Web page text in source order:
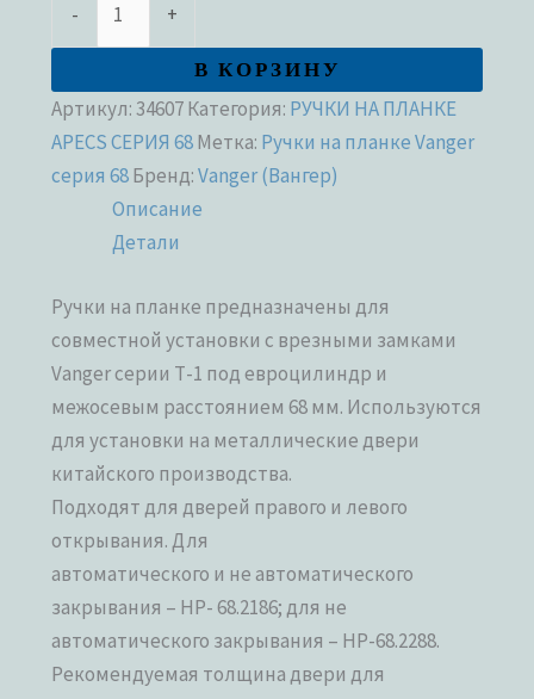
- +
В КОРЗИНУ
Артикул:34607Категория: РУЧКИ НА ПЛАНКЕ
APECS СЕРИЯ 68Метка: Ручки на планке Vanger
серия 68Бренд:Vanger (Вангер)
Описание
Детали
Ручки на планке предназначены для
совместной установки с врезными замками
Vanger серии Т-1 под евроцилиндр и
межосевым расстоянием 68 мм. Используются
для установки на металлические двери
китайского производства.
Подходят для дверей правого и левого
открывания. Для
автоматического и не автоматического
закрывания – НР- 68.2186; для не
автоматического закрывания – НР-68.2288.
Рекомендуемая толщина двери для